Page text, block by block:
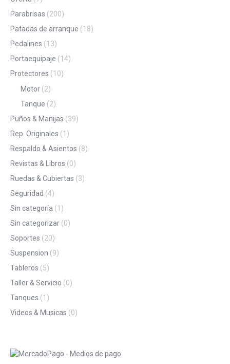
Parabrisas (200)
Patadas de arranque (18)
Pedalines (13)
Portaequipaje (14)
Protectores (10)
Motor (2)
Tanque (2)
Puños & Manijas (39)
Rep. Originales (1)
Respaldo & Asientos (8)
Revistas & Libros (0)
Ruedas & Cubiertas (3)
Seguridad (4)
Sin categoría (1)
Sin categorizar (0)
Soportes (20)
Suspension (9)
Tableros (5)
Taller & Servicio (0)
Tanques (1)
Videos & Musicas (0)